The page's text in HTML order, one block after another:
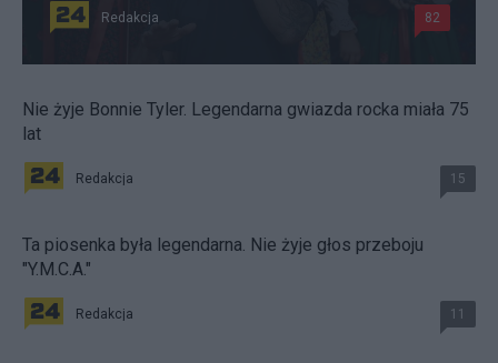
Redakcja 82
Nie żyje Bonnie Tyler. Legendarna gwiazda rocka miała 75
lat
Redakcja 15
Ta piosenka była legendarna. Nie żyje głos przeboju
"Y.M.C.A."
Redakcja 11